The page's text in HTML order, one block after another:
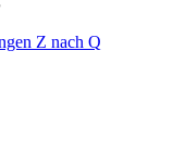
Z nach Q